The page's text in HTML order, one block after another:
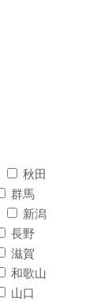
秋田
群馬
新潟
長野
滋賀
和歌山
山口